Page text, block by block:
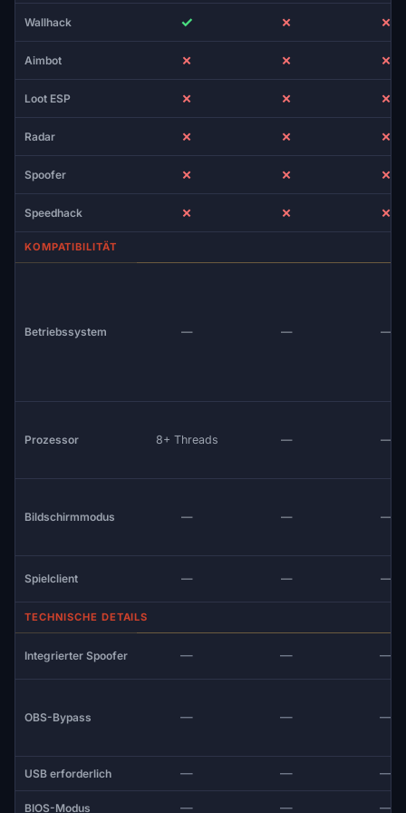
Wallhack ✓ ✗ ✗
Aimbot ✗ ✗ ✗
Loot ESP ✗ ✗ ✗
Radar ✗ ✗ ✗
Spoofer ✗ ✗ ✗
Speedhack ✗ ✗ ✗
KOMPATIBILITÄT
Betriebssystem — — —
Prozessor 8+ Threads — —
Bildschirmmodus — — —
Spielclient — — —
TECHNISCHE DETAILS
Integrierter Spoofer — — —
OBS-Bypass — — —
USB erforderlich — — —
BIOS-Modus — — —